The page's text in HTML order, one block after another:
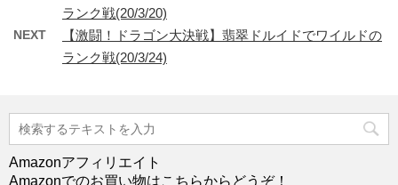
ランク戦(20/3/20)
NEXT
【激闘！ドラゴン大決戦】翡翠ドルイドでワイルドの
ランク戦(20/3/24)
Amazonアフィリエイト
Amazonでのお買い物はこちらからどうぞ！